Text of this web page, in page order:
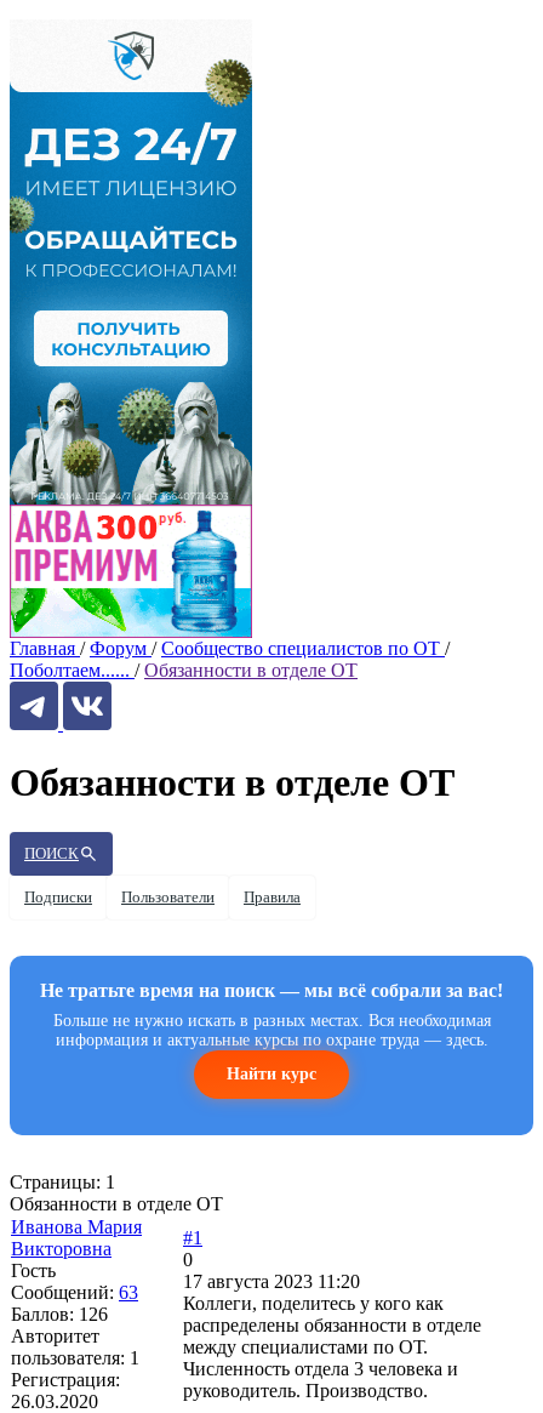
Главная / Форум / Сообщество специалистов по ОТ /
Поболтаем...... / Обязанности в отделе ОТ
Обязанности в отделе ОТ
ПОИСК
Подписки Пользователи Правила
Не тратьте время на поиск — мы всё собрали за вас!
Больше не нужно искать в разных местах. Вся необходимая
информация и актуальные курсы по охране труда — здесь.
Найти курс
Страницы: 1
Обязанности в отделе ОТ
Иванова Мария
Викторовна
Гость
Сообщений: 63
Баллов: 126
Авторитет
пользователя: 1
Регистрация:
26.03.2020
#1
0
17 августа 2023 11:20
Коллеги, поделитесь у кого как
распределены обязанности в отделе
между специалистами по ОТ.
Численность отдела 3 человека и
руководитель. Производство.